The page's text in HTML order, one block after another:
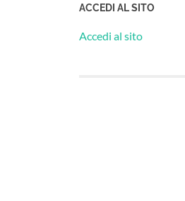
ACCEDI AL SITO
Accedi al sito